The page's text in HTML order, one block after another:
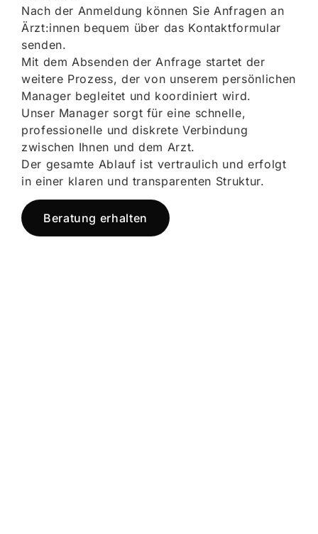
Nach der Anmeldung können Sie Anfragen an
Ärzt:innen bequem über das Kontaktformular
senden.
Mit dem Absenden der Anfrage startet der
weitere Prozess, der von unserem persönlichen
Manager begleitet und koordiniert wird.
Unser Manager sorgt für eine schnelle,
professionelle und diskrete Verbindung
zwischen Ihnen und dem Arzt.
Der gesamte Ablauf ist vertraulich und erfolgt
in einer klaren und transparenten Struktur.
Beratung erhalten